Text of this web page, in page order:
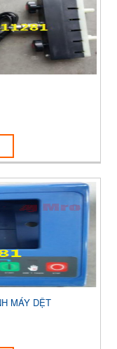
MÁY DỆT